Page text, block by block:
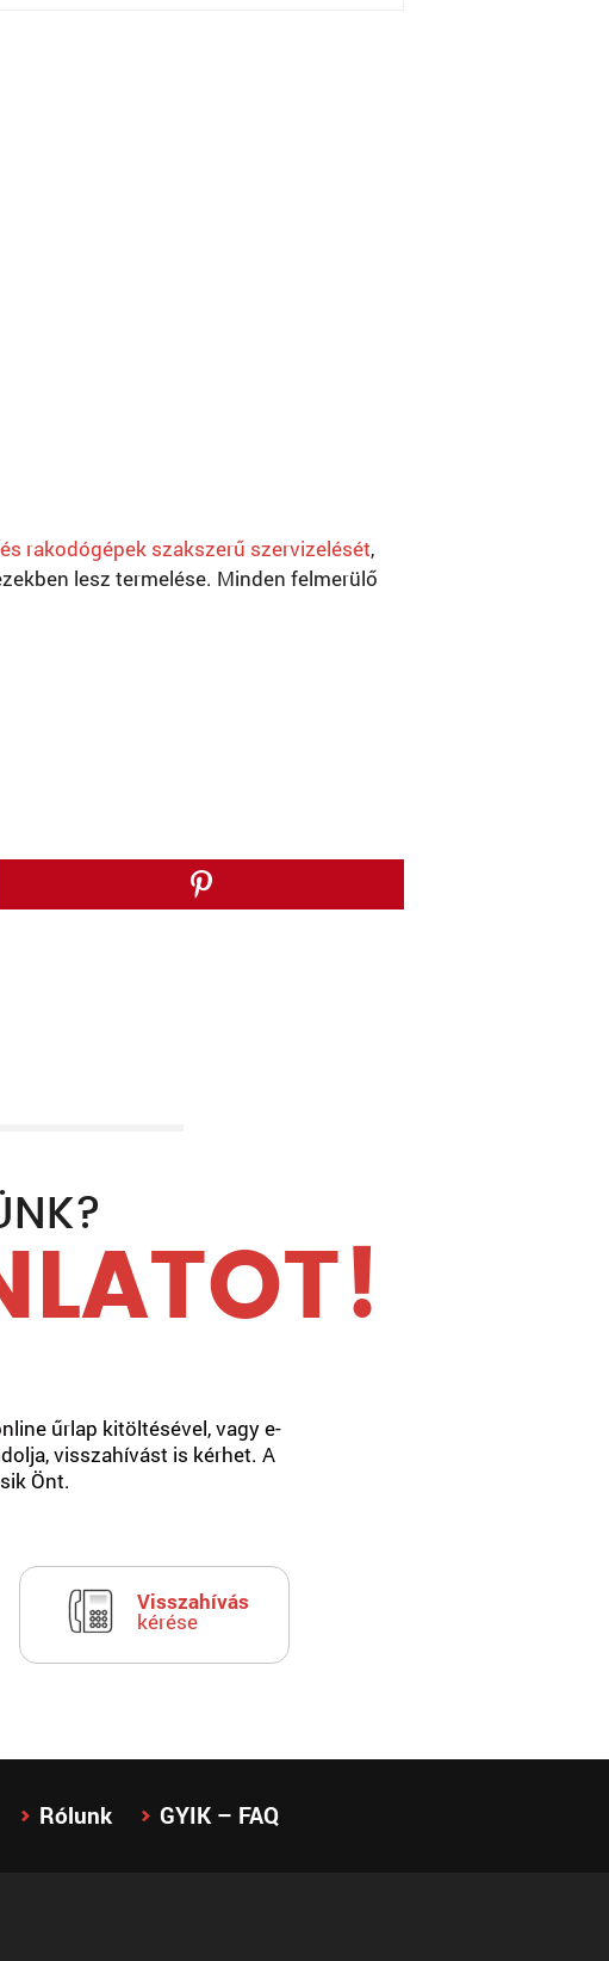
rakodógépek szakszerű szervizelését,
lesz termelése. Minden felmerülő
űrlap kitöltésével, vagy e-
visszahívást is kérhet. A
Önt.
Visszahívás
kérése
Rólunk GYIK – FAQ